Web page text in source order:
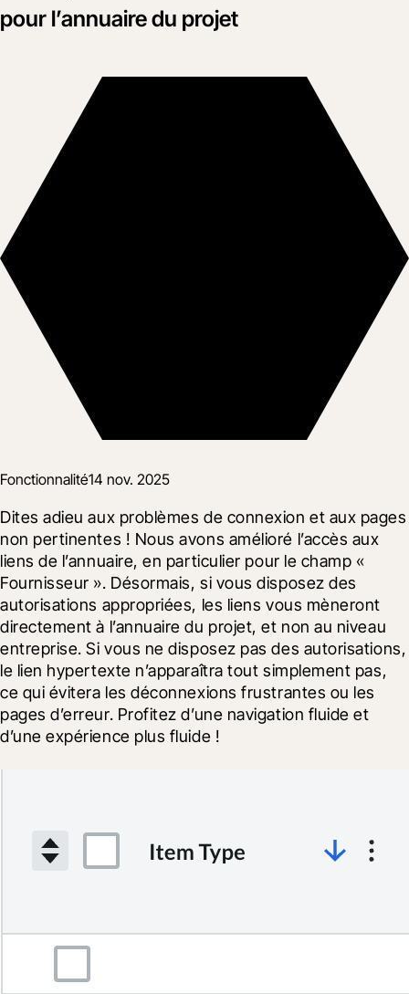
pour l’annuaire du projet
Fonctionnalité14 nov. 2025
Dites adieu aux problèmes de connexion et aux pages
non pertinentes ! Nous avons amélioré l’accès aux
liens de l’annuaire, en particulier pour le champ «
Fournisseur ». Désormais, si vous disposez des
autorisations appropriées, les liens vous mèneront
directement à l’annuaire du projet, et non au niveau
entreprise. Si vous ne disposez pas des autorisations,
le lien hypertexte n’apparaîtra tout simplement pas,
ce qui évitera les déconnexions frustrantes ou les
pages d’erreur. Profitez d’une navigation fluide et
d’une expérience plus fluide !